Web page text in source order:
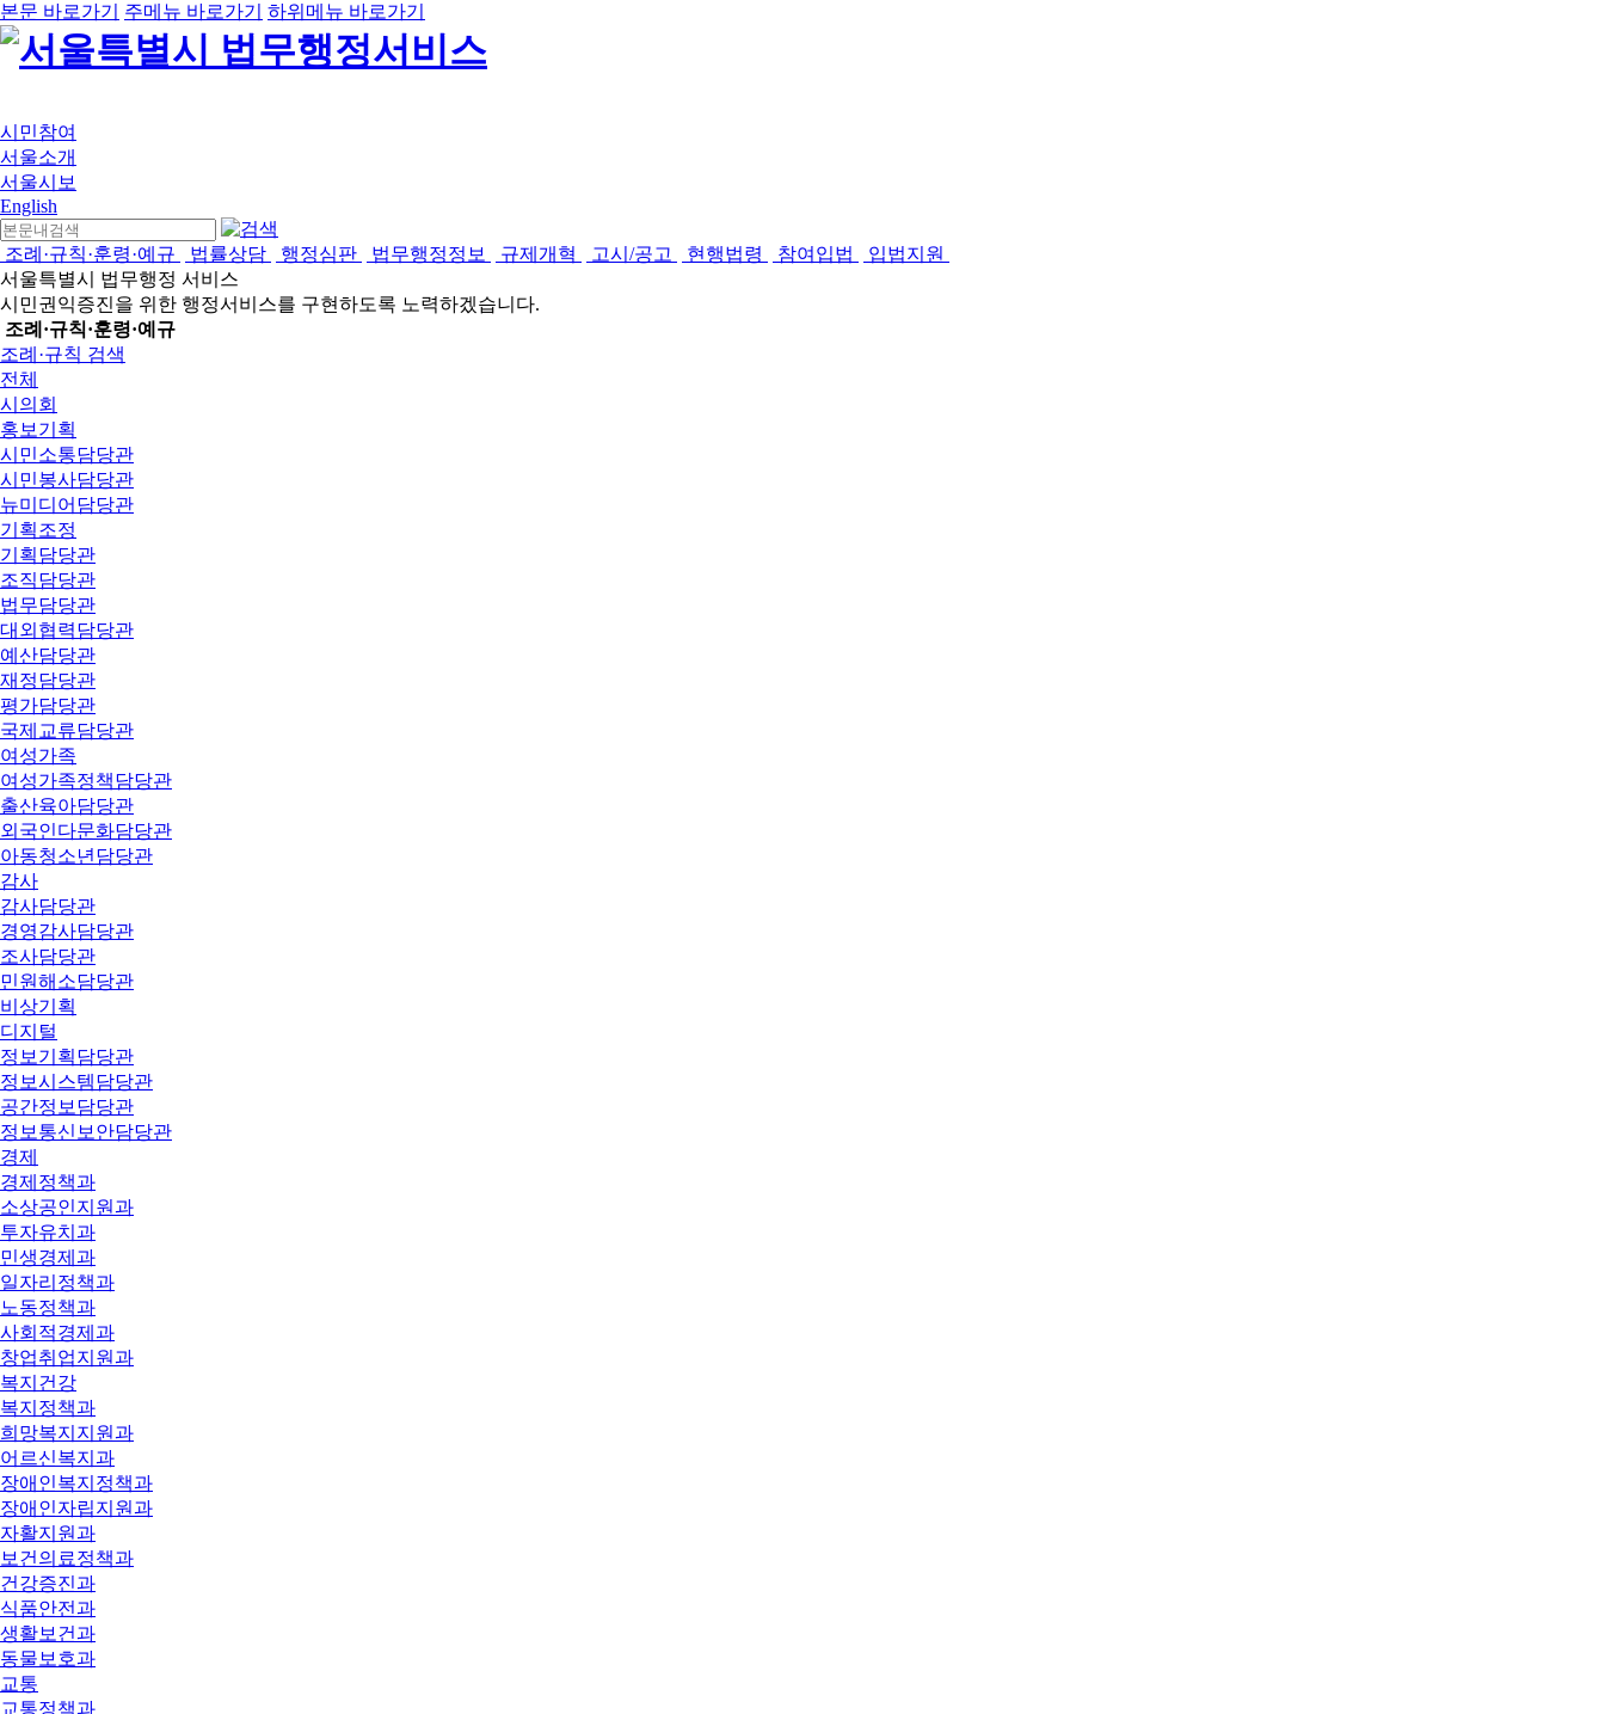
본문 바로가기 주메뉴 바로가기 하위메뉴 바로가기
시민참여
서울소개
서울시보
English
조례·규칙·훈령·예규 법률상담 행정심판 법무행정정보 규제개혁 고시/공고 현행법령 참여입법
입법지원
서울특별시 법무행정 서비스
시민권익증진을 위한 행정서비스를 구현하도록 노력하겠습니다.
조례·규칙·훈령·예규
조례·규칙 검색
전체
시의회
홍보기획
시민소통담당관
시민봉사담당관
뉴미디어담당관
기획조정
기획담당관
조직담당관
법무담당관
대외협력담당관
예산담당관
재정담당관
평가담당관
국제교류담당관
여성가족
여성가족정책담당관
출산육아담당관
외국인다문화담당관
아동청소년담당관
감사
감사담당관
경영감사담당관
조사담당관
민원해소담당관
비상기획
디지털
정보기획담당관
정보시스템담당관
공간정보담당관
정보통신보안담당관
경제
경제정책과
소상공인지원과
투자유치과
민생경제과
일자리정책과
노동정책과
사회적경제과
창업취업지원과
복지건강
복지정책과
희망복지지원과
어르신복지과
장애인복지정책과
장애인자립지원과
자활지원과
보건의료정책과
건강증진과
식품안전과
생활보건과
동물보호과
교통
교통정책과